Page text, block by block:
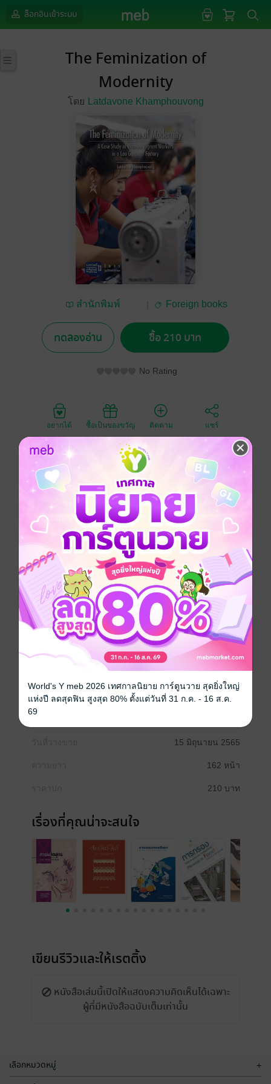
ล็อกอินเข้าระบบ
The Feminization of
Modernity
โดย Latdavone Khamphouvong
สำนักพิมพ์
Foreign books
ทดลองอ่าน ซื้อ 210 บาท
No Rating
อยากได้ ซื้อเป็นของขวัญ ติดตาม แชร์
A case study of women migrant workers in a Lao
garment factory in 1986, Lao People's Democratic
Republic (PDR) put into effect it's New Economic
Mechanism (NEM) in its bid for modernization and
development. With this national policy came the
conversion of a predominantly agricultural and
subsistence-based economy into one focused on
commodity-driven production. The country's
integration into the Association of Southeast Asian
Nations (ASEAN) and its signing of the ASEAN Free
Trade Agreement (AFTA) made official its integration
into the regional and international economy. The once
state-planned, socialist economy was restructured into
an open, liberalized one. One sector that has
experienced marked growth is manufacturing,
specifically the garment industry, Domestic and
beginning in the early 1990s.
15 มิถุนายน 2565
162 หน้า
210 บาท
เรื่องที่คุณน่าจะสนใจ
เขียนรีวิวและให้เรตติ้ง
หนังสือเล่มนี้เปิดให้แสดงความคิดเห็นได้เฉพาะ
ผู้ที่มีหนังสือฉบับเต็มเท่านั้น
เลือกหมวดหมู่ +
World's Y meb 2026 เทศกาลนิยาย การ์ตูนวาย สุดยิ่งใหญ่
แห่งปี ลดสุดฟิน สูงสุด 80% ตั้งแต่วันที่ 31 ก.ค. - 16 ส.ค.
69